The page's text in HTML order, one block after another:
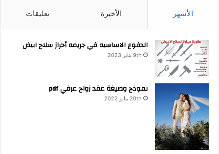
الأشهر الأخيرة تعليقات
الدفوع الاساسيه في جريمه أحراز سلاح ابيض
9th يناير 2023
نموذج وصيغة عقد زواج عرفي pdf
20th مايو 2022